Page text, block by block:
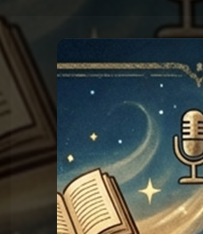
00:00
Les réponses du Graal
Graal 114 - Le
Les